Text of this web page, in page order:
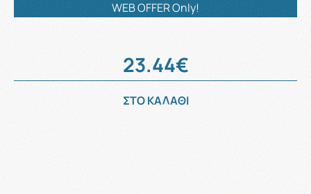
WEB OFFER Only!
23.44€
ΣΤΟ ΚΑΛΑΘΙ